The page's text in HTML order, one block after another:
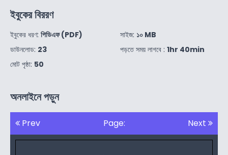
ইবুকের বিররণ
ইবুকের ধরণ: পিডিএফ (PDF)
ডাউনলোড: 23
মোট পৃষ্ঠা: 50
সাইজ: ১০ MB
পড়তে সময় লাগবে : 1hr 40min
অনলাইনে পড়ুন
Prev Page: Next